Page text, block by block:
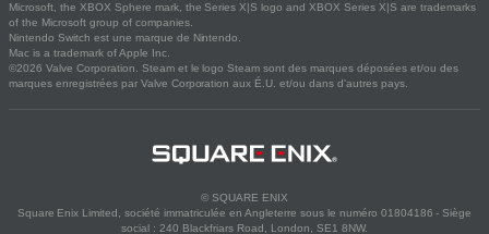
Microsoft, the XBOX Sphere mark, the Series X|S logo and XBOX Series X|S are trademarks
of the Microsoft group of companies.
Nintendo Switch est une marque de Nintendo.
Mac is a trademark of Apple Inc.
©2026 Valve Corporation. Steam et le logo Steam sont des marques déposées et/ou des
marques enregistrées par Valve Corporation aux É.U. et/ou dans d'autres pays.
© SQUARE ENIX
Square Enix Limited, société immatriculée en Angleterre sous le numéro 01804186 - Siège
social : 240 Blackfriars Road, London, SE1 8NW.